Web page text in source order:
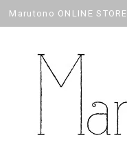
Marutono ONLINE STORE